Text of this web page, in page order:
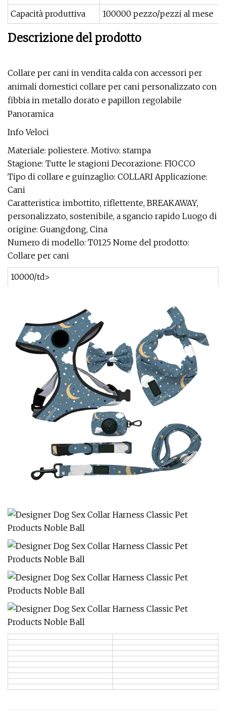
Capacità produttiva
100000 pezzo/pezzi al mese
Descrizione del prodotto
Collare per cani in vendita calda con accessori per
animali domestici collare per cani personalizzato con
fibbia in metallo dorato e papillon regolabile
Panoramica
Info Veloci
Materiale: poliestere. Motivo: stampa
Stagione: Tutte le stagioni Decorazione: FIOCCO
Tipo di collare e guinzaglio: COLLARI Applicazione:
Cani
Caratteristica: imbottito, riflettente, BREAKAWAY,
personalizzato, sostenibile, a sgancio rapido Luogo di
origine: Guangdong, Cina
Numero di modello: T0125 Nome del prodotto:
Collare per cani
10000/td>